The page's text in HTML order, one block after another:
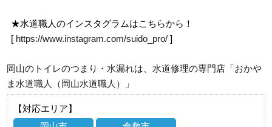
★水道職人のインスタグラムはこちらから！
[ https://www.instagram.com/suido_pro/ ]
岡山のトイレのつまり・水漏れは、水道修理の専門店「おかや
ま水道職人（岡山水道職人）」
【対応エリア】